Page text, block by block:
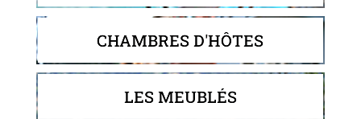
CHAMBRES D'HÔTES
LES MEUBLÉS